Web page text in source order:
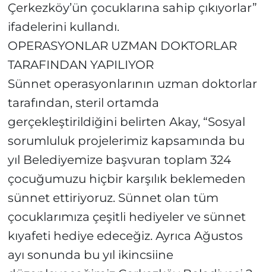
Çerkezköy’ün çocuklarına sahip çıkıyorlar”
ifadelerini kullandı.
OPERASYONLAR UZMAN DOKTORLAR
TARAFINDAN YAPILIYOR
Sünnet operasyonlarının uzman doktorlar
tarafından, steril ortamda
gerçekleştirildiğini belirten Akay, “Sosyal
sorumluluk projelerimiz kapsamında bu
yıl Belediyemize başvuran toplam 324
çocuğumuzu hiçbir karşılık beklemeden
sünnet ettiriyoruz. Sünnet olan tüm
çocuklarımıza çeşitli hediyeler ve sünnet
kıyafeti hediye edeceğiz. Ayrıca Ağustos
ayı sonunda bu yıl ikincsiine